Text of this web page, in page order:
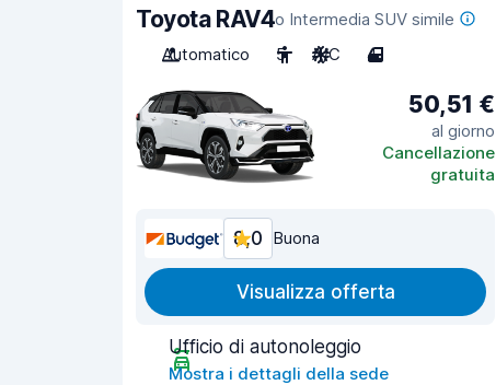
Toyota RAV4o Intermedia SUV simile
Automatico
5 A/C 4
50,51 €
al giorno
Cancellazione
gratuita
8,0 Buona
Visualizza offerta
Ufficio di autonoleggio
Mostra i dettagli della sede